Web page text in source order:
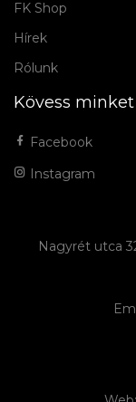
FK Shop
Hírek
Rólunk
Kövess minket
Facebook
Instagram
Nagyrét utca